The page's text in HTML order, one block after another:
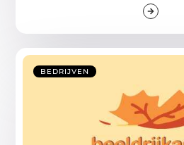
BEDRIJVEN